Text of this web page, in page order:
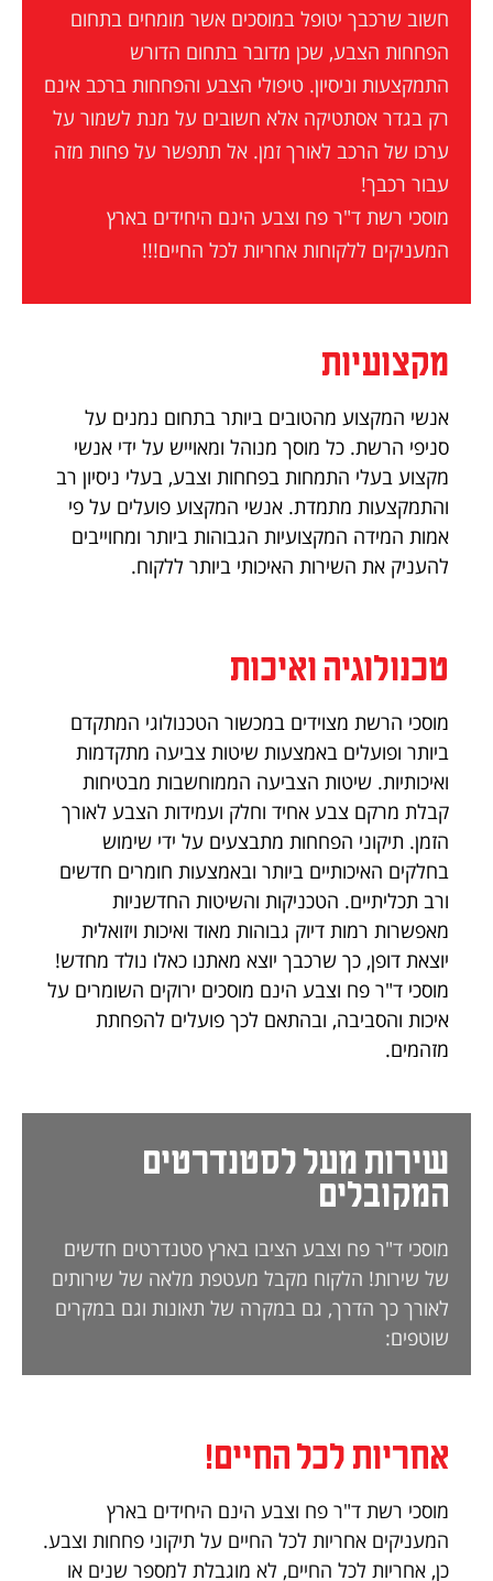
חשוב שרכבך יטופל במוסכים אשר מומחים בתחום
הפחחות הצבע, שכן מדובר בתחום הדורש
התמקצעות וניסיון. טיפולי הצבע והפחחות ברכב אינם
רק בגדר אסתטיקה אלא חשובים על מנת לשמור על
ערכו של הרכב לאורך זמן. אל תתפשר על פחות מזה
עבור רכבך!
מוסכי רשת ד"ר פח וצבע הינם היחידים בארץ
המעניקים ללקוחות אחריות לכל החיים!!!
מקצועיות
אנשי המקצוע מהטובים ביותר בתחום נמנים על
סניפי הרשת. כל מוסך מנוהל ומאוייש על ידי אנשי
מקצוע בעלי התמחות בפחחות וצבע, בעלי ניסיון רב
והתמקצעות מתמדת. אנשי המקצוע פועלים על פי
אמות המידה המקצועיות הגבוהות ביותר ומחוייבים
להעניק את השירות האיכותי ביותר ללקוח.
טכנולוגיה ואיכות
מוסכי הרשת מצוידים במכשור הטכנולוגי המתקדם
ביותר ופועלים באמצעות שיטות צביעה מתקדמות
ואיכותיות. שיטות הצביעה הממוחשבות מבטיחות
קבלת מרקם צבע אחיד וחלק ועמידות הצבע לאורך
הזמן. תיקוני הפחחות מתבצעים על ידי שימוש
בחלקים האיכותיים ביותר ובאמצעות חומרים חדשים
ורב תכליתיים. הטכניקות והשיטות החדשניות
מאפשרות רמות דיוק גבוהות מאוד ואיכות ויזואלית
יוצאת דופן, כך שרכבך יוצא מאתנו כאלו נולד מחדש!
מוסכי ד"ר פח וצבע הינם מוסכים ירוקים השומרים על
איכות והסביבה, ובהתאם לכך פועלים להפחתת
מזהמים.
שירות מעל לסטנדרטים
המקובלים
מוסכי ד"ר פח וצבע הציבו בארץ סטנדרטים חדשים
של שירות! הלקוח מקבל מעטפת מלאה של שירותים
לאורך כך הדרך, גם במקרה של תאונות וגם במקרים
שוטפים:
אחריות לכל החיים!
מוסכי רשת ד"ר פח וצבע הינם היחידים בארץ
המעניקים אחריות לכל החיים על תיקוני פחחות וצבע.
כן, אחריות לכל החיים, לא מוגבלת למספר שנים או